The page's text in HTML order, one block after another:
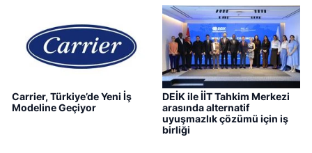
Carrier, Türkiye’de Yeni İş
Modeline Geçiyor
DEİK ile İİT Tahkim Merkezi
arasında alternatif
uyuşmazlık çözümü için iş
birliği